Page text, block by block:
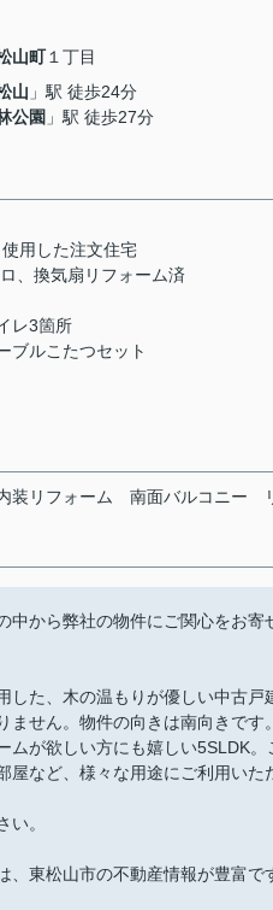
山町１丁目
山 」駅 徒歩24分
公園 」駅 徒歩27分
用した注文住宅
、換気扇リフォーム済
レ3箇所
ブルこたつセット
装リフォーム 南面バルコニー
中から弊社の物件にご関心をお
した、木の温もりが優しい中古
ません。物件の向きは南向きです
ムが欲しい方にも嬉しい5SLDK
屋など、様々な用途にご利用い
い。
、東松山市の不動産情報が豊富